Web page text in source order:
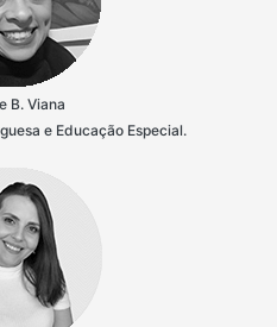
B. Viana
e Educação Especial.